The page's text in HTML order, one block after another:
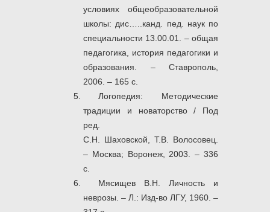
условиях общеобразовательной
школы: дис…..канд. пед. наук по
специальности 13.00.01. – общая
педагогика, история педагогики и
образования. – Ставрополь,
2006. – 165 с.
Логопедия: Методические
традиции и новаторство / Под
ред.
С.Н. Шаховской, Т.В. Волосовец.
– Москва; Воронеж, 2003. – 336
с.
Мясищев В.Н. Личность и
неврозы. – Л.: Изд-во ЛГУ, 1960. –